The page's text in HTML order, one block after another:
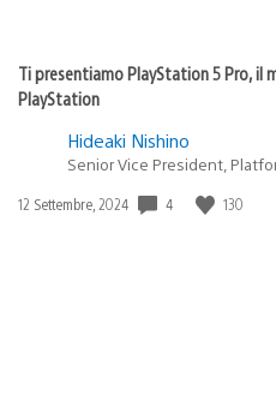
Ti presentiamo PlayStation 5 Pro, il
PlayStation
Hideaki Nishino
Senior Vice President,
Data
12 Settembre, 2024 4 130